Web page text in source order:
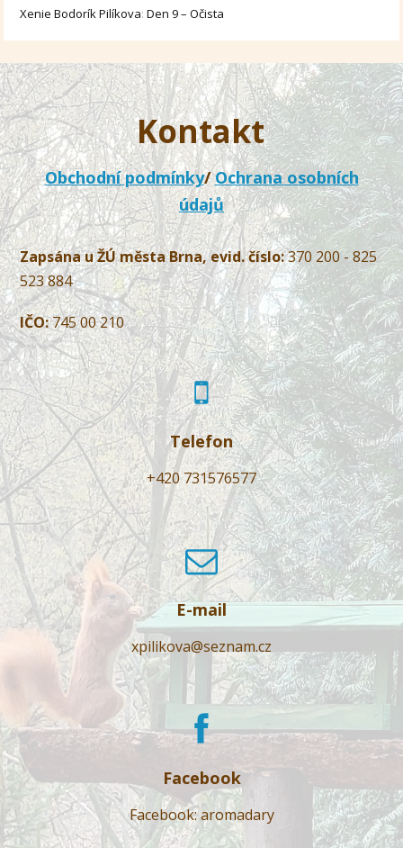
Xenie Bodorík Pilíkova:Den 9 – Očista
Kontakt
Obchodní podmínky/Ochrana osobních
údajů
Zapsána u ŽÚ města Brna, evid. číslo:370 200 - 825
523 884
IČO:745 00 210
Telefon
+420 731576577
E-mail
xpilikova@seznam.cz
Facebook
Facebook: aromadary